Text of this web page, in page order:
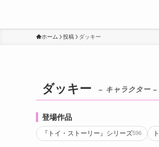
ホーム 投稿 ダッキー
ダッキー – キャラクター –
登場作品
『トイ・ストーリー』シリーズ596